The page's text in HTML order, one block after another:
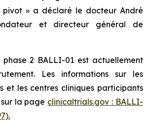
pivot » a déclaré le docteur André
et directeur général de
2 BALLI-01 est actuellement
Les informations sur les
et les centres cliniques participants
la page clinicaltrials.gov : BALLI-